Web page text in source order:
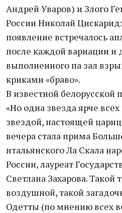
Андрей Уваров) и Злого
России Николай
появление встречалось
после каждой вариации и
выполненного па зал
криками «браво».
В известной белорусской
«Но одна звезда ярче всех
звездой, настоящей
вечера стала прима
итальянского Ла Скала
России, лауреат
Светлана Захарова. Такой
воздушной, такой
Одетты (по мнению всех